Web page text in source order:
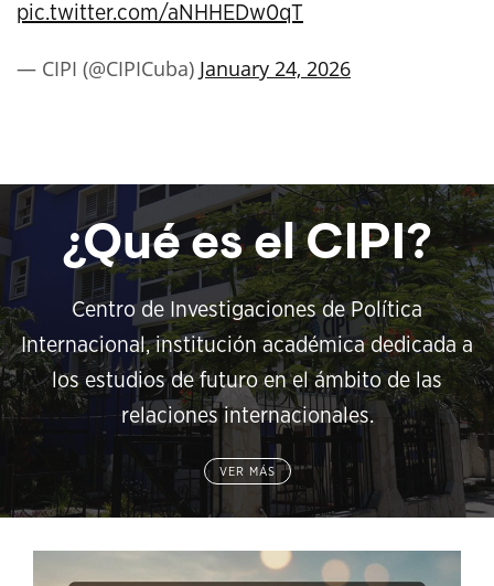
pic.twitter.com/aNHHEDw0qT
— CIPI (@CIPICuba) January 24, 2026
¿Qué es el CIPI?
Centro de Investigaciones de Política
Internacional, institución académica dedicada a
los estudios de futuro en el ámbito de las
relaciones internacionales.
VER MÁS